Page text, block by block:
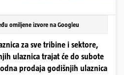
omiljene izvore na Googleu
za sve tribine i sektore,
ulaznica trajat će do subote
prodaja godišnjih ulaznica